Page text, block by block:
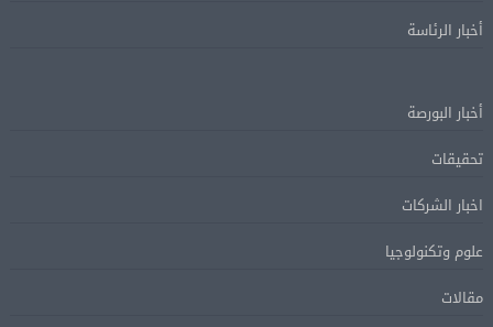
أخبار الرئاسة
أخبار البورصة
تحقيقات
اخبار الشركات
علوم وتكنولوجيا
مقالات